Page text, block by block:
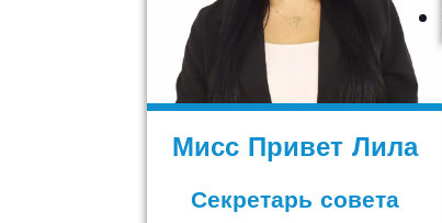
Мисс Привет Лила
Секретарь совета